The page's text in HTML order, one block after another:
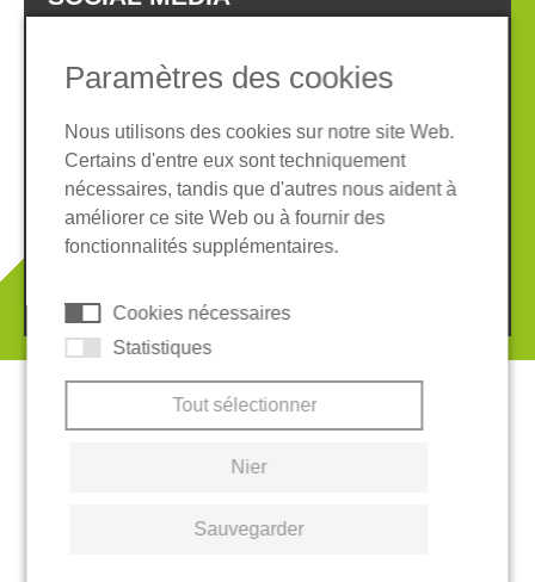
Informations légales
Protection des données
Conditions Générales
Système de whistleblowing
Cookies
Paramètres des cookies
Nous utilisons des cookies sur notre site Web.
Certains d'entre eux sont techniquement
nécessaires, tandis que d'autres nous aident à
améliorer ce site Web ou à fournir des
fonctionnalités supplémentaires.
Cookies nécessaires
Statistiques
Tout sélectionner
Nier
Sauvegarder